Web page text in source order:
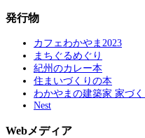
発行物
カフェわかやま2023
まちぐるめぐり
紀州のカレー本
住まいづくりの本
わかやまの建築家 家づ
Nest
Webメディア